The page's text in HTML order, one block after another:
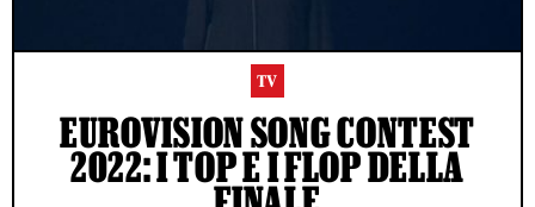
TV
EUROVISION SONG CONTEST
2022: I TOP E I FLOP DELLA